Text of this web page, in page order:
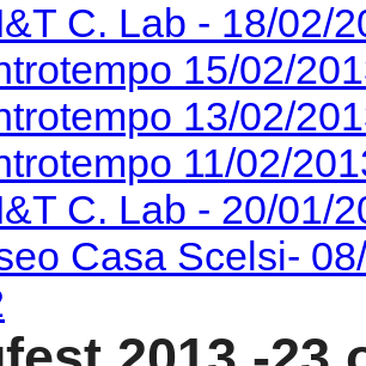
C. Lab - 18/02/
15/02/
13/02/
11/02/
C. Lab - 20/01/
Casa Scelsi-